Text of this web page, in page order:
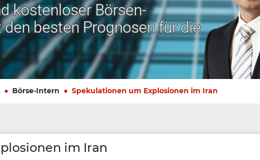
kostenloser Börsen-
besten Prognosen für die
Börse-Intern Spekulationen um Explosionen im Iran
im Iran